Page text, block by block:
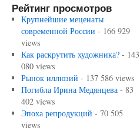
Рейтинг просмотров
Крупнейшие меценаты
современной России - 166 929
views
Как раскрутить художника?- 143
080 views
Рынок иллюзий - 137 586 views
Погибла Ирина Медянцева- 83
402 views
Эпоха репродукций - 70 505
views